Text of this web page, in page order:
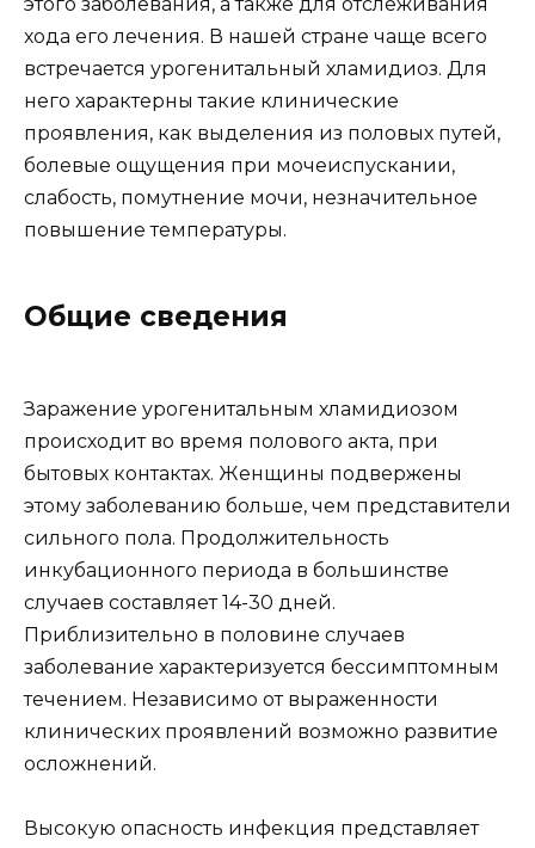
хода его лечения. В нашей стране чаще всего
встречается урогенитальный хламидиоз. Для
него характерны такие клинические
проявления, как выделения из половых путей,
болевые ощущения при мочеиспускании,
слабость, помутнение мочи, незначительное
повышение температуры.
Общие сведения
Заражение урогенитальным хламидиозом
происходит во время полового акта, при
бытовых контактах. Женщины подвержены
этому заболеванию больше, чем представители
сильного пола. Продолжительность
инкубационного периода в большинстве
случаев составляет 14-30 дней.
Приблизительно в половине случаев
заболевание характеризуется бессимптомным
течением. Независимо от выраженности
клинических проявлений возможно развитие
осложнений.
Высокую опасность инфекция представляет